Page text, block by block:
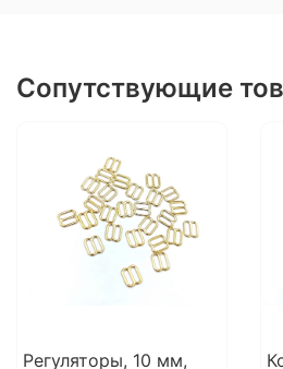
Сопутствующие
Регуляторы, 10 мм,